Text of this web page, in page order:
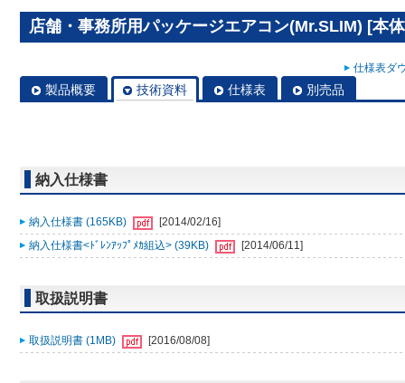
店舗・事務所用パッケージエアコン(Mr.SLIM) [本
仕様表ダ
製品概要 技術資料 仕様表 別売品
納入仕様書
納入仕様書 (165KB)
[2014/02/16]
納入仕様書<ﾄﾞﾚﾝｱｯﾌﾟﾒｶ組込> (39KB)
[2014/06/11]
取扱説明書
取扱説明書 (1MB) [2016/08/08]